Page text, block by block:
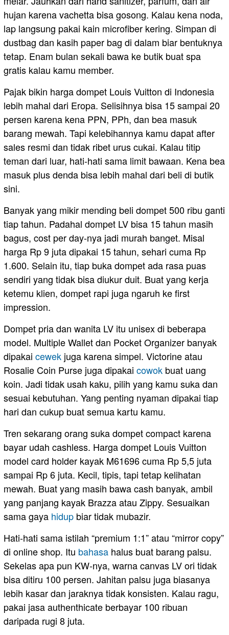
hujan karena vachetta bisa gosong. Kalau kena noda,
lap langsung pakai kain microfiber kering. Simpan di
dustbag dan kasih paper bag di dalam biar bentuknya
tetap. Enam bulan sekali bawa ke butik buat spa
gratis kalau kamu member.
Pajak bikin harga dompet Louis Vuitton di Indonesia
lebih mahal dari Eropa. Selisihnya bisa 15 sampai 20
persen karena kena PPN, PPh, dan bea masuk
barang mewah. Tapi kelebihannya kamu dapat after
sales resmi dan tidak ribet urus cukai. Kalau titip
teman dari luar, hati-hati sama limit bawaan. Kena bea
masuk plus denda bisa lebih mahal dari beli di butik
sini.
Banyak yang mikir mending beli dompet 500 ribu ganti
tiap tahun. Padahal dompet LV bisa 15 tahun masih
bagus, cost per day-nya jadi murah banget. Misal
harga Rp 9 juta dipakai 15 tahun, sehari cuma Rp
1.600. Selain itu, tiap buka dompet ada rasa puas
sendiri yang tidak bisa diukur duit. Buat yang kerja
ketemu klien, dompet rapi juga ngaruh ke first
impression.
Dompet pria dan wanita LV itu unisex di beberapa
model. Multiple Wallet dan Pocket Organizer banyak
dipakai cewek juga karena simpel. Victorine atau
Rosalie Coin Purse juga dipakai cowok buat uang
koin. Jadi tidak usah kaku, pilih yang kamu suka dan
sesuai kebutuhan. Yang penting nyaman dipakai tiap
hari dan cukup buat semua kartu kamu.
Tren sekarang orang suka dompet compact karena
bayar udah cashless. Harga dompet Louis Vuitton
model card holder kayak M61696 cuma Rp 5,5 juta
sampai Rp 6 juta. Kecil, tipis, tapi tetap kelihatan
mewah. Buat yang masih bawa cash banyak, ambil
yang panjang kayak Brazza atau Zippy. Sesuaikan
sama gaya hidup biar tidak mubazir.
Hati-hati sama istilah “premium 1:1” atau “mirror copy”
di online shop. Itu bahasa halus buat barang palsu.
Sekelas apa pun KW-nya, warna canvas LV ori tidak
bisa ditiru 100 persen. Jahitan palsu juga biasanya
lebih kasar dan jaraknya tidak konsisten. Kalau ragu,
pakai jasa authenthicate berbayar 100 ribuan
daripada rugi 8 juta.